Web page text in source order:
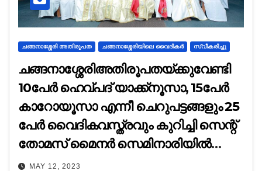
ചങ്ങനാശ്ശേരി അതിരൂപത ചങ്ങനാശ്ശേരിയിലെ വൈദികർ സ്വീകരിച്ചു
ചങ്ങനാശ്ശേരിഅതിരൂപതയ്ക്കുവേണ്ടി
10പേർ ഹെവ്പദ് യാക്ക്നൂസാ, 15പേർ
കാറോയൂസാ എന്നീ ചെറുപട്ടങ്ങളും 25
പേർ വൈദികവസ്ത്രവും കുറിച്ചി സെന്റ്
തോമസ് മൈനർ സെമിനാരിയിൽ
സ്വീകരിച്ചു.
MAY 12, 2023